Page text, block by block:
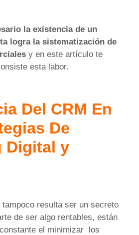
la existencia de un
logra la sistematización de
y en este artículo te
esta labor.
Del CRM En
De
Digital y
resulta ser un secreto
de ser algo rentables, están
el minimizar los